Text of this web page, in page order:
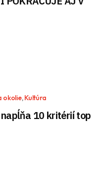
okolie,Kultúra
10 kritérií top